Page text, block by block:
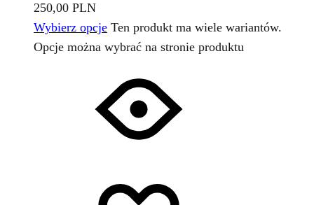
250,00 PLN
Wybierz opcje Ten produkt ma wiele wariantów.
Opcje można wybrać na stronie produktu